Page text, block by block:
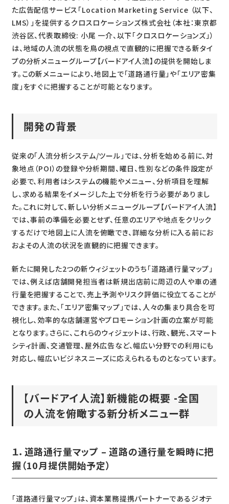
た広告配信サービス「Location Marketing Service （以下、
LMS）」を提供するクロスロケーションズ株式会社（本社：東京都
渋谷区、代表取締役: 小尾 一介、以下「クロスロケーションズ」）
は、地域の人流の状態を鳥の視点で直観的に把握できる新タイ
プの分析メニューグループ【バードアイ人流】の提供を開始しま
す。この新メニューにより、地図上で「道路通行量」や「エリア密集
度」をすぐに把握することが可能となります。
開発の背景
従来の「人流分析システム/ツール」では、分析を始める前に、対
象地点（POI）の登録や分析期間、曜日、性別などの条件設定が
必要で、利用者はシステムの機能やメニュー、分析項目を理解
し、求める結果をイメージした上で分析を行う必要がありまし
た。これに対して、新しい分析メニューグループ【バードアイ人流】
では、事前の準備を必要とせず、任意のエリアや地点をクリック
するだけで地図上に人流を俯瞰でき、詳細な分析に入る前にお
およその人流の状況を直観的に把握できます。
新たに開発した2つの新ウィジェットのうち「道路通行量マップ」
では、例えば店舗開発担当者は新規出店前に周辺の人や車の通
行量を把握することで、売上予測やリスク評価に役立てることが
できます。また、「エリア密集マップ」では、人々の集まり具合を可
視化し、効率的な店舗運営やプロモーション計画の立案が可能
となります。さらに、これらのウィジェットは、行政、観光、スマート
シティ計画、交通管理、屋外広告など、幅広い分野での利用にも
対応し、幅広いビジネスニーズに応えられるものとなっています。
【バードアイ人流】新機能の概要 -全国
の人流を俯瞰する新分析メニュー群
１．道路通行量マップ – 道路の通行量を瞬時に把
握（10月提供開始予定）
「道路通行量マップ」は、資本業務提携パートナーであるジオテ